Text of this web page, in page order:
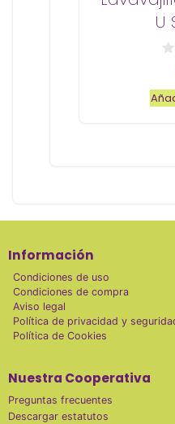
U
e
5
Información
Condiciones de uso
Condiciones de compra
Aviso legal
Política de privacidad y
Política de Cookies
Nuestra Cooperativa
Preguntas frecuentes
Descargar estatutos